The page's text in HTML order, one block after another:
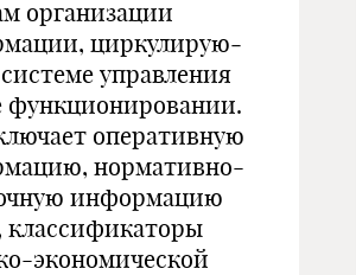
организации
циркулирую­
управления
функционировании.
оперативную
нормативно-
информа­цию
экономической